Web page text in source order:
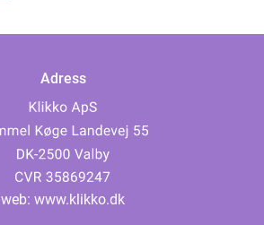
Adress
web: www.klikko.dk